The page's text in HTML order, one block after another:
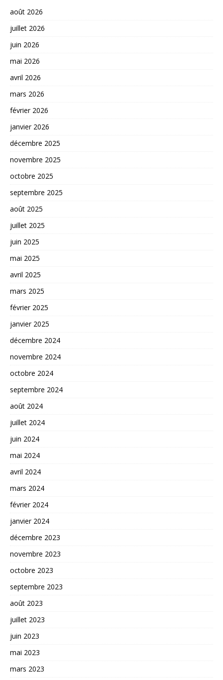
août 2026
juillet 2026
juin 2026
mai 2026
avril 2026
mars 2026
février 2026
janvier 2026
décembre 2025
novembre 2025
octobre 2025
septembre 2025
août 2025
juillet 2025
juin 2025
mai 2025
avril 2025
mars 2025
février 2025
janvier 2025
décembre 2024
novembre 2024
octobre 2024
septembre 2024
août 2024
juillet 2024
juin 2024
mai 2024
avril 2024
mars 2024
février 2024
janvier 2024
décembre 2023
novembre 2023
octobre 2023
septembre 2023
août 2023
juillet 2023
juin 2023
mai 2023
mars 2023